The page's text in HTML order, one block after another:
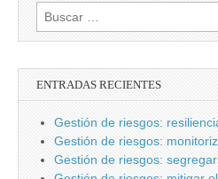
Buscar:
ENTRADAS RECIENTES
Gestión de riesgos:
Gestión de riesgos:
Gestión de riesgos: